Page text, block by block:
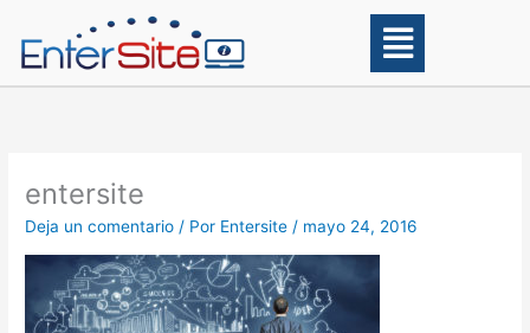
contenido
Main
Menu
entersite
Deja un comentario / Por Entersite/ mayo 24, 2016